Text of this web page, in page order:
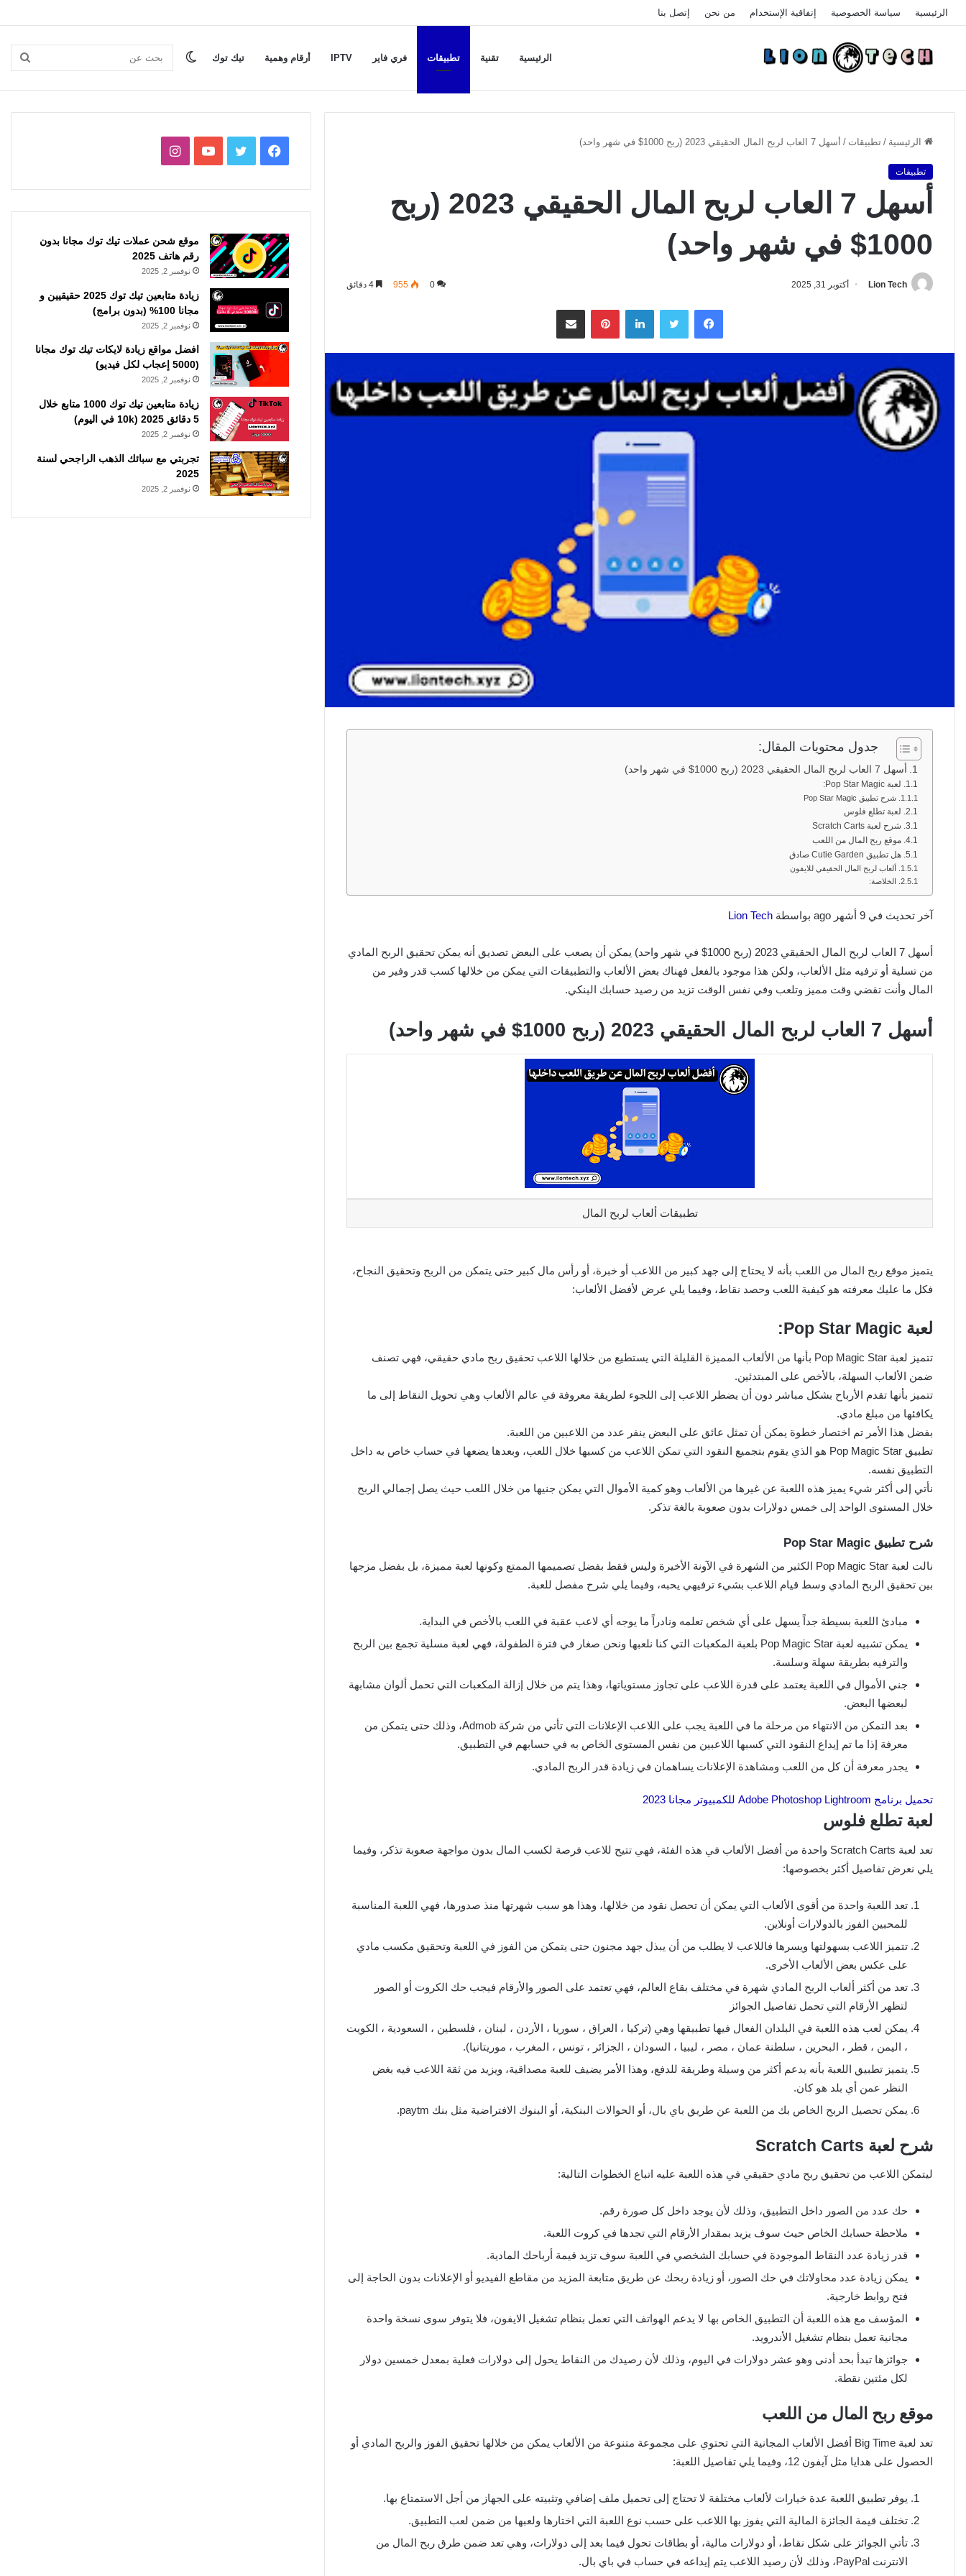
الرئيسية سياسة الخصوصية إتفاقية الإستخدام من نحن إتصل بنا
الرئيسية تقنية تطبيقات فري فاير IPTV أرقام وهمية تيك توك بحث الوضع
الرئيسية / تطبيقات / أسهل 7 العاب لربح المال الحقيقي 2023 (ربح 1000$ في شهر واحد)
تطبيقات
أسهل 7 العاب لربح المال الحقيقي 2023 (ربح
1000$ في شهر واحد)
Lion Tech أكتوبر 31, 2025 0
955
فيسبوك تويتر لينكدإن بينتيريستمشاركة عبر البريد
جدول محتويات المقال:
أسهل 7 العاب لربح المال الحقيقي 2023 (ربح 1000$ في شهر واحد)
لعبة Pop Star Magic:
شرح تطبيق Pop Star Magic
لعبة تطلع فلوس
شرح لعبة Scratch Carts
موقع ربح المال من اللعب
هل تطبيق Cutie Garden صادق
ألعاب لربح المال الحقيقي للايفون
الخلاصة:
آخر تحديث في 9 أشهر ago بواسطة Lion Tech
أسهل 7 العاب لربح المال الحقيقي 2023 (ربح 1000$ في شهر واحد) يمكن أن يصعب على البعض تصديق أنه يمكن تحقيق الربح المادي
من تسلية أو ترفيه مثل الألعاب، ولكن هذا موجود بالفعل فهناك بعض الألعاب والتطبيقات التي يمكن من خلالها كسب قدر وفير من
المال وأنت تقضي وقت مميز وتلعب وفي نفس الوقت تزيد من رصيد حسابك البنكي.
أسهل 7 العاب لربح المال الحقيقي 2023 (ربح 1000$ في شهر واحد)
تطبيقات ألعاب لربح المال
يتميز موقع ربح المال من اللعب بأنه لا يحتاج إلى جهد كبير من اللاعب أو خبرة، أو رأس مال كبير حتى يتمكن من الربح وتحقيق النجاح،
فكل ما عليك معرفته هو كيفية اللعب وحصد نقاط، وفيما يلي عرض لأفضل الألعاب:
لعبة Pop Star Magic:
تتميز لعبة Pop Magic Star بأنها من الألعاب المميزة القليلة التي يستطيع من خلالها اللاعب تحقيق ربح مادي حقيقي، فهي تصنف
ضمن الألعاب السهلة، بالأخص على المبتدئين.
تتميز بأنها تقدم الأرباح بشكل مباشر دون أن يضطر اللاعب إلى اللجوء لطريقة معروفة في عالم الألعاب وهي تحويل النقاط إلى ما
يكافئها من مبلغ مادي.
بفضل هذا الأمر تم اختصار خطوة يمكن أن تمثل عائق على البعض ينفر عدد من اللاعبين من اللعبة.
تطبيق Pop Magic Star هو الذي يقوم بتجميع النقود التي تمكن اللاعب من كسبها خلال اللعب، وبعدها يضعها في حساب خاص به داخل
التطبيق نفسه.
نأتي إلى أكثر شيء يميز هذه اللعبة عن غيرها من الألعاب وهو كمية الأموال التي يمكن جنيها من خلال اللعب حيث يصل إجمالي الربح
خلال المستوى الواحد إلى خمس دولارات بدون صعوبة بالغة تذكر.
شرح تطبيق Pop Star Magic
نالت لعبة Pop Magic Star الكثير من الشهرة في الآونة الأخيرة وليس فقط بفضل تصميمها الممتع وكونها لعبة مميزة، بل بفضل مزجها
بين تحقيق الربح المادي وسط قيام اللاعب بشيء ترفيهي يحبه، وفيما يلي شرح مفصل للعبة.
مبادئ اللعبة بسيطة جداً يسهل على أي شخص تعلمه ونادراً ما يوجه أي لاعب عقبة في اللعب بالأخص في البداية.
يمكن تشبيه لعبة Pop Magic Star بلعبة المكعبات التي كنا نلعبها ونحن صغار في فترة الطفولة، فهي لعبة مسلية تجمع بين الربح
والترفيه بطريقة سهلة وسلسة.
جني الأموال في اللعبة يعتمد على قدرة اللاعب على تجاوز مستوياتها، وهذا يتم من خلال إزالة المكعبات التي تحمل ألوان مشابهة
لبعضها البعض.
بعد التمكن من الانتهاء من مرحلة ما في اللعبة يجب على اللاعب الإعلانات التي تأتي من شركة Admob، وذلك حتى يتمكن من
معرفة إذا ما تم إيداع النقود التي كسبها اللاعبين من نفس المستوى الخاص به في حسابهم في التطبيق.
يجدر معرفة أن كل من اللعب ومشاهدة الإعلانات يساهمان في زيادة قدر الربح المادي.
تحميل برنامج Adobe Photoshop Lightroom للكمبيوتر مجانا 2023
لعبة تطلع فلوس
تعد لعبة Scratch Carts واحدة من أفضل الألعاب في هذه الفئة، فهي تتيح للاعب فرصة لكسب المال بدون مواجهة صعوبة تذكر، وفيما
يلي نعرض تفاصيل أكثر بخصوصها:
تعد اللعبة واحدة من أقوى الألعاب التي يمكن أن تحصل نقود من خلالها، وهذا هو سبب شهرتها منذ صدورها، فهي اللعبة المناسبة
للمحبين الفوز بالدولارات أونلاين.
تتميز اللاعب بسهولتها ويسرها فاللاعب لا يطلب من أن يبذل جهد مجنون حتى يتمكن من الفوز في اللعبة وتحقيق مكسب مادي
على عكس بعض الألعاب الأخرى.
تعد من أكثر ألعاب الربح المادي شهرة في مختلف بقاع العالم، فهي تعتمد على الصور والأرقام فيجب حك الكروت أو الصور
لتظهر الأرقام التي تحمل تفاصيل الجوائز
يمكن لعب هذه اللعبة في البلدان الفعال فيها تطبيقها وهي (تركيا ، العراق ، سوريا ، الأردن ، لبنان ، فلسطين ، السعودية ، الكويت
، اليمن ، قطر ، البحرين ، سلطنة عمان ، مصر ، ليبيا ، السودان ، الجزائر ، تونس ، المغرب ، موريتانيا).
يتميز تطبيق اللعبة بأنه يدعم أكثر من وسيلة وطريقة للدفع، وهذا الأمر يضيف للعبة مصداقية، ويزيد من ثقة اللاعب فيه بغض
النظر عمن أي بلد هو كان.
يمكن تحصيل الربح الخاص بك من اللعبة عن طريق باي بال، أو الحوالات البنكية، أو البنوك الافتراضية مثل بنك paytm.
شرح لعبة Scratch Carts
ليتمكن اللاعب من تحقيق ربح مادي حقيقي في هذه اللعبة عليه اتباع الخطوات التالية:
حك عدد من الصور داخل التطبيق، وذلك لأن يوجد داخل كل صورة رقم.
ملاحظة حسابك الخاص حيث سوف يزيد بمقدار الأرقام التي تجدها في كروت اللعبة.
قدر زيادة عدد النقاط الموجودة في حسابك الشخصي في اللعبة سوف تزيد قيمة أرباحك المادية.
يمكن زيادة عدد محاولاتك في حك الصور، أو زيادة ربحك عن طريق متابعة المزيد من مقاطع الفيديو أو الإعلانات بدون الحاجة إلى
فتح روابط خارجية.
المؤسف مع هذه اللعبة أن التطبيق الخاص بها لا يدعم الهواتف التي تعمل بنظام تشغيل الايفون، فلا يتوفر سوى نسخة واحدة
مجانية تعمل بنظام تشغيل الأندرويد.
جوائزها تبدأ بحد أدنى وهو عشر دولارات في اليوم، وذلك لأن رصيدك من النقاط يحول إلى دولارات فعلية بمعدل خمسين دولار
لكل مئتين نقطة.
موقع ربح المال من اللعب
تعد لعبة Big Time أفضل الألعاب المجانية التي تحتوي على مجموعة متنوعة من الألعاب يمكن من خلالها تحقيق الفوز والربح المادي أو
الحصول على هدايا مثل آيفون 12، وفيما يلي تفاصيل اللعبة:
يوفر تطبيق اللعبة عدة خيارات لألعاب مختلفة لا تحتاج إلى تحميل ملف إضافي وتثبيته على الجهاز من أجل الاستمتاع بها.
تختلف قيمة الجائزة المالية التي يفوز بها اللاعب على حسب نوع اللعبة التي اختارها ولعبها من ضمن لعب التطبيق.
تأتي الجوائز على شكل نقاط، أو دولارات مالية، أو بطاقات تحول فيما بعد إلى دولارات، وهي تعد ضمن طرق ربح المال من
الانترنت PayPal، وذلك لأن رصيد اللاعب يتم إيداعه في حساب في باي بال.
فيسبوكتويتر يوتيوبانستقرام
موقع شحن عملات تيك توك مجانا بدون
رقم هاتف 2025
نوفمبر 2, 2025
زيادة متابعين تيك توك 2025 حقيقيين و
مجانا 100% (بدون برامج)
نوفمبر 2, 2025
افضل مواقع زيادة لايكات تيك توك مجانا
(5000 إعجاب لكل فيديو)
نوفمبر 2, 2025
زيادة متابعين تيك توك 1000 متابع خلال
5 دقائق 2025 (10k في اليوم)
نوفمبر 2, 2025
تجربتي مع سبائك الذهب الراجحي لسنة
2025
نوفمبر 2, 2025